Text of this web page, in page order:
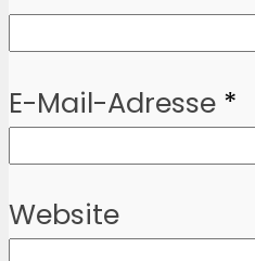
E-Mail-Adresse *
Website